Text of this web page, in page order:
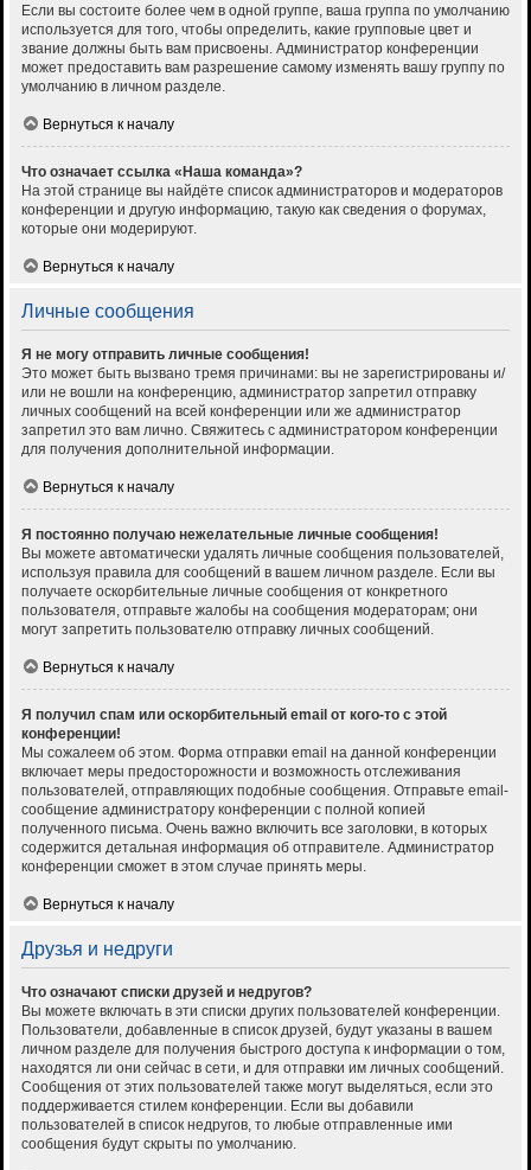
Если вы состоите более чем в одной группе, ваша группа по умолчанию
используется для того, чтобы определить, какие групповые цвет и
звание должны быть вам присвоены. Администратор конференции
может предоставить вам разрешение самому изменять вашу группу по
умолчанию в личном разделе.
Вернуться к началу
Что означает ссылка «Наша команда»?
На этой странице вы найдёте список администраторов и модераторов
конференции и другую информацию, такую как сведения о форумах,
которые они модерируют.
Вернуться к началу
Личные сообщения
Я не могу отправить личные сообщения!
Это может быть вызвано тремя причинами: вы не зарегистрированы и/
или не вошли на конференцию, администратор запретил отправку
личных сообщений на всей конференции или же администратор
запретил это вам лично. Свяжитесь с администратором конференции
для получения дополнительной информации.
Вернуться к началу
Я постоянно получаю нежелательные личные сообщения!
Вы можете автоматически удалять личные сообщения пользователей,
используя правила для сообщений в вашем личном разделе. Если вы
получаете оскорбительные личные сообщения от конкретного
пользователя, отправьте жалобы на сообщения модераторам; они
могут запретить пользователю отправку личных сообщений.
Вернуться к началу
Я получил спам или оскорбительный email от кого-то с этой
конференции!
Мы сожалеем об этом. Форма отправки email на данной конференции
включает меры предосторожности и возможность отслеживания
пользователей, отправляющих подобные сообщения. Отправьте email-
сообщение администратору конференции с полной копией
полученного письма. Очень важно включить все заголовки, в которых
содержится детальная информация об отправителе. Администратор
конференции сможет в этом случае принять меры.
Вернуться к началу
Друзья и недруги
Что означают списки друзей и недругов?
Вы можете включать в эти списки других пользователей конференции.
Пользователи, добавленные в список друзей, будут указаны в вашем
личном разделе для получения быстрого доступа к информации о том,
находятся ли они сейчас в сети, и для отправки им личных сообщений.
Сообщения от этих пользователей также могут выделяться, если это
поддерживается стилем конференции. Если вы добавили
пользователей в список недругов, то любые отправленные ими
сообщения будут скрыты по умолчанию.